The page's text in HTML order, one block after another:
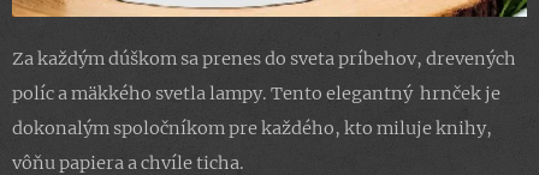
Za každým dúškom sa prenes do sveta príbehov, drevených
políc a mäkkého svetla lampy. Tento elegantný hrnček je
dokonalým spoločníkom pre každého, kto miluje knihy,
vôňu papiera a chvíle ticha.